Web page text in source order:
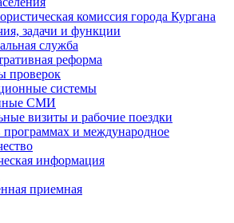
комиссия города Кургана
задачи и функции
служба
реформа
проверок
системы
СМИ
визиты и рабочие поездки
программах и международное
информация
приемная